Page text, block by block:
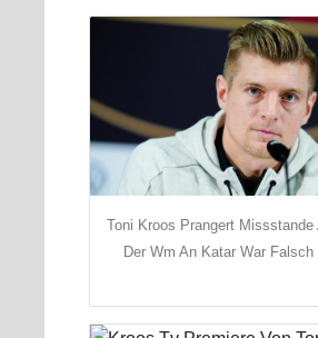
Toni Kroos Prangert Missstande
Der Wm An Katar War Falsch